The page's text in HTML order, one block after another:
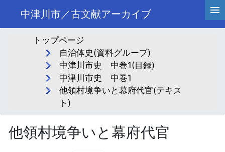
中津川市／古文献アーカイブ
トップページ
自治体史(資料グループ)
中津川市史 中巻1(目録)
中津川市史 中巻1
他領村境争いと幕府代官(テキス
ト)
他領村境争いと幕府代官